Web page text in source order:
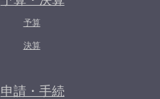
予算
決算
申請・手続